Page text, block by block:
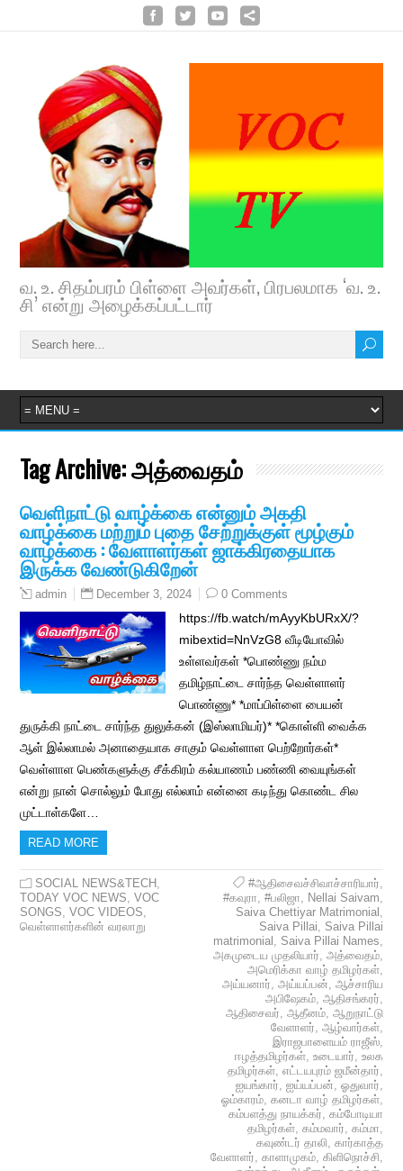
வ. உ. சிதம்பரம் பிள்ளை அவர்கள், பிரபலமாக ‘வ. உ.
சி’ என்று அழைக்கப்பட்டார்
Tag Archive:அத்வைதம்
வெளிநாட்டு வாழ்க்கை என்னும் அகதி
வாழ்க்கை மற்றும் புதை சேற்றுக்குள் மூழ்கும்
வாழ்க்கை : வேளாளர்கள் ஜாக்கிரதையாக
இருக்க வேண்டுகிறேன்
admin December 3, 2024 0 Comments
https://fb.watch/mAyyKbURxX/?
mibextid=NnVzG8 வீடியோவில்
உள்ளவர்கள் *பொண்ணு நம்ம
தமிழ்நாட்டை சார்ந்த வெள்ளாளர்
பொண்ணு* *மாப்பிள்ளை பையன்
துருக்கி நாட்டை சார்ந்த துலுக்கன் (இஸ்லாமியர்)* *கொள்ளி வைக்க
ஆள் இல்லாமல் அனாதையாக சாகும் வெள்ளாள பெற்றோர்கள்*
வெள்ளாள பெண்களுக்கு சீக்கிரம் கல்யாணம் பண்ணி வையுங்கள்
என்று நான் சொல்லும் போது எல்லாம் என்னை கடிந்து கொண்ட சில
முட்டாள்களே…
READ MORE
SOCIAL NEWS&TECH ,
TODAY VOC NEWS,VOC
SONGS,VOC VIDEOS,
வெள்ளாளர்களின் வரலாறு
#ஆதிசைவச்சிவாச்சாரியார்,
#கவுரா, #பலிஜா, Nellai Saivam,
Saiva Chettiyar Matrimonial ,
Saiva Pillai, Saiva Pillai
matrimonial , Saiva Pillai Names,
அகமுடைய முதலியார், அத்வைதம்,
அமெரிக்கா வாழ் தமிழர்கள்,
அய்யனார், அய்யப்பன், ஆச்சாரிய
அபிஷேகம், ஆதிசங்கரர்,
ஆதிசைவர், ஆதீனம், ஆறுநாட்டு
வேளாளர், ஆழ்வார்கள்,
இராஜபாளையம் ராஜீஸ்,
ஈழத்தமிழர்கள், உடையார், உலக
தமிழர்கள், எட்டயபுரம் ஜமீன்தார்,
ஐயங்கார், ஐய்யப்பன், ஓதுவார்,
ஓம்காரம், கனடா வாழ் தமிழர்கள்,
கம்பளத்து நாயக்கர், கம்போடியா
தமிழர்கள், கம்மவார், கம்மா,
கவுண்டர் தாலி, கார்காத்த
வேளாளர், காளாமுகம், கிளிநொச்சி,